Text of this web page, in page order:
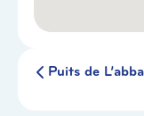
Puits de